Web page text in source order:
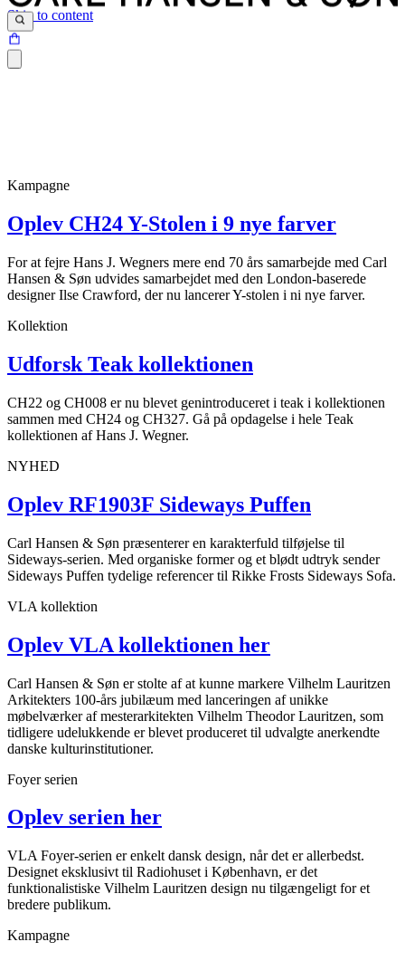
Skip to content
Kampagne
Oplev CH24 Y-Stolen i 9 nye farver
For at fejre Hans J. Wegners mere end 70 års samarbejde med Carl
Hansen & Søn udvides samarbejdet med den London-baserede
designer Ilse Crawford, der nu lancerer Y-stolen i ni nye farver.
Kollektion
Udforsk Teak kollektionen
CH22 og CH008 er nu blevet genintroduceret i teak i kollektionen
sammen med CH24 og CH327. Gå på opdagelse i hele Teak
kollektionen af Hans J. Wegner.
NYHED
Oplev RF1903F Sideways Puffen
Carl Hansen & Søn præsenterer en karakterfuld tilføjelse til
Sideways-serien. Med organiske former og et blødt udtryk sender
Sideways Puffen tydelige referencer til Rikke Frosts Sideways Sofa.
VLA kollektion
Oplev VLA kollektionen her
Carl Hansen & Søn er stolte af at kunne markere Vilhelm Lauritzen
Arkitekters 100-års jubilæum med lanceringen af unikke
møbelværker af mesterarkitekten Vilhelm Theodor Lauritzen, som
tidligere udelukkende er blevet produceret til udvalgte anerkendte
danske kulturinstitutioner.
Foyer serien
Oplev serien her
VLA Foyer-serien er enkelt dansk design, når det er allerbedst.
Designet eksklusivt til Radiohuset i København, er det
funktionalistiske Vilhelm Lauritzen design nu tilgængeligt for et
bredere publikum.
Kampagne